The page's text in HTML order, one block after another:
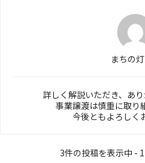
まちの
詳しく解説いただき、あり
事業譲渡は慎重に取り
今後ともよろしく
3件の投稿を表示中 -